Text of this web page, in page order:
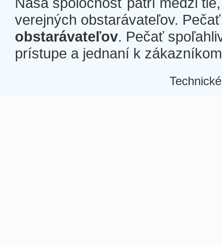
verejných obstarávateľov.
obstarávateľov. Pečať
prístupe a jednaní k